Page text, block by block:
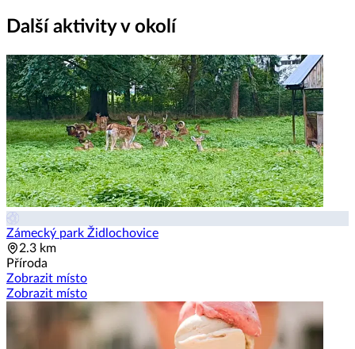
Další aktivity v okolí
Zámecký park Židlochovice
2.3 km
Příroda
Zobrazit místo
Zobrazit místo